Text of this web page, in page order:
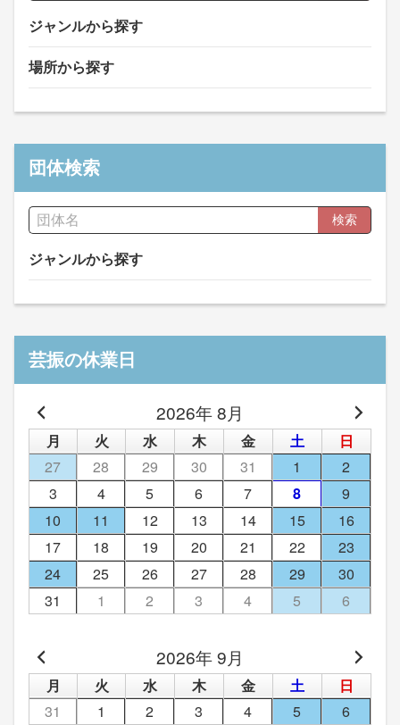
ジャンルから探す
場所から探す
団体検索
検索
ジャンルから探す
芸振の休業日
2026年 8月
月 火 水 木 金 土
日
27
28 29 30 31 1
2
3
4 5 6 7 8
9
10
11 12 13 14 15
16
17
18 19 20 21 22
23
24
25 26 27 28 29
30
31
1 2 3 4 5 6
2026年 9月
月 火 水 木 金 土
日
31
1 2 3 4 5
6